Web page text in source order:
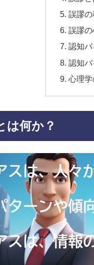
誤謬
誤謬
認知
認知
心理
は何か？